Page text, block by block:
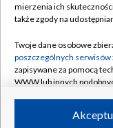
Naziemna
Rada Programowa
System NOS
Informacje o
Program dla prasy
mierzenia ich
także zgody na
Twoje dane osobowe
poszczególnych serwisów
zapisywane za pomocą
WWW lub innych
ruchu w Internecie.